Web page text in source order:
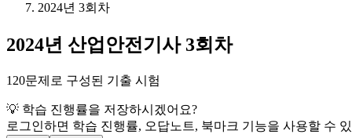
2024년 3회차
2024년 산업안전기사 3회차
120문제로 구성된 기출 시험
💡 학습 진행률을 저장하시겠어요?
로그인하면 학습 진행률, 오답노트, 북마크 기능을 사용할 수